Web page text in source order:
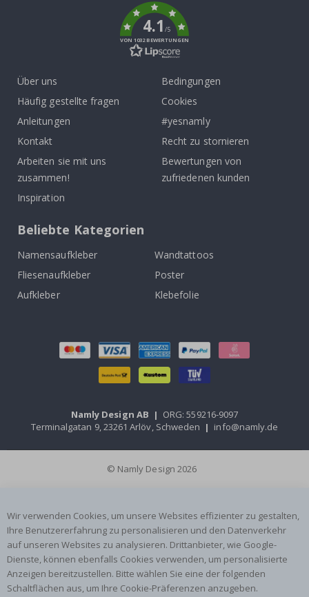
4.1/5
VON 1032 BEWERTUNGEN
Über uns
Häufig gestellte fragen
Anleitungen
Kontakt
Arbeiten sie mit uns
zusammen!
Inspiration
Bedingungen
Cookies
#yesnamly
Recht zu stornieren
Bewertungen von
zufriedenen kunden
Beliebte Kategorien
Namensaufkleber
Wandtattoos
Fliesenaufkleber
Poster
Aufkleber
Klebefolie
Namly Design AB | ORG: 559216-9097
Terminalgatan 9, 23261 Arlöv, Schweden | info@namly.de
© Namly Design 2026
Wir verwenden Cookies, um unsere Websites effizienter zu gestalten,
Ihre Benutzererfahrung zu personalisieren und den Datenverkehr
auf unseren Websites zu analysieren. Drittanbieter, wie Google-
Dienste, können ebenfalls Cookies verwenden, um personalisierte
Anzeigen bereitzustellen. Bitte wählen Sie eine der folgenden
Schaltflächen aus, um Ihre Cookie-Präferenzen anzugeben.